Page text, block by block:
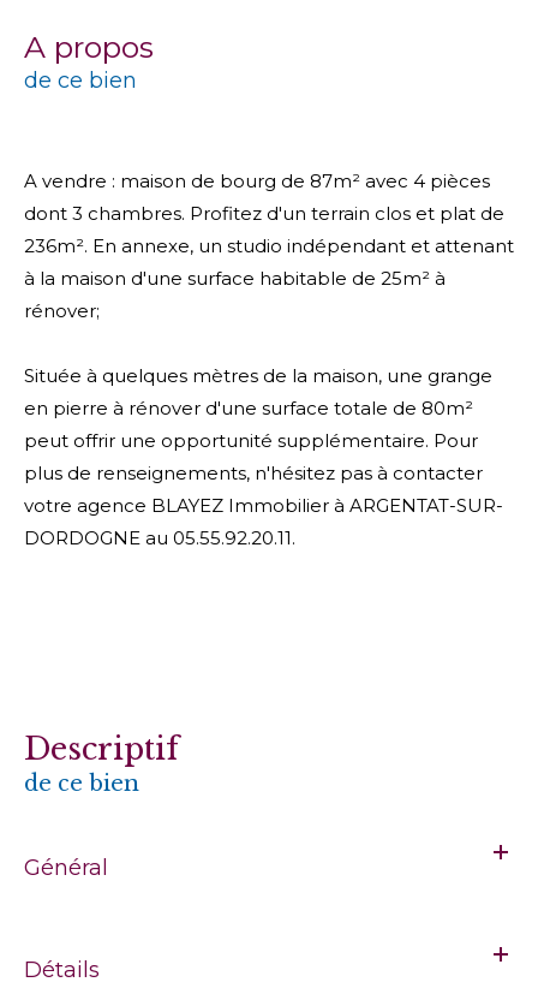
a propos
de ce bien
A vendre : maison de bourg de 87m² avec 4 pièces
dont 3 chambres. Profitez d'un terrain clos et plat de
236m². En annexe, un studio indépendant et attenant
à la maison d'une surface habitable de 25m² à
rénover;
Située à quelques mètres de la maison, une grange
en pierre à rénover d'une surface totale de 80m²
peut offrir une opportunité supplémentaire. Pour
plus de renseignements, n'hésitez pas à contacter
votre agence BLAYEZ Immobilier à ARGENTAT-SUR-
DORDOGNE au 05.55.92.20.11.
descriptif
de ce bien
Général
Détails